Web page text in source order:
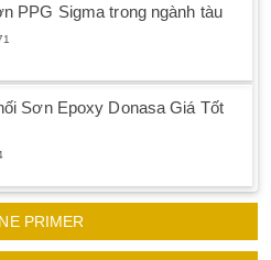
PPG Sigma trong ngành tàu
Sơn Epoxy Donasa Giá Tốt
PRIMER